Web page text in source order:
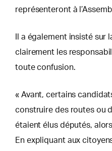
représenteront à
Il a également insisté sur
clairement les
toute confusion.
« Avant, certains
construire des routes ou
étaient élus députés,
En expliquant aux